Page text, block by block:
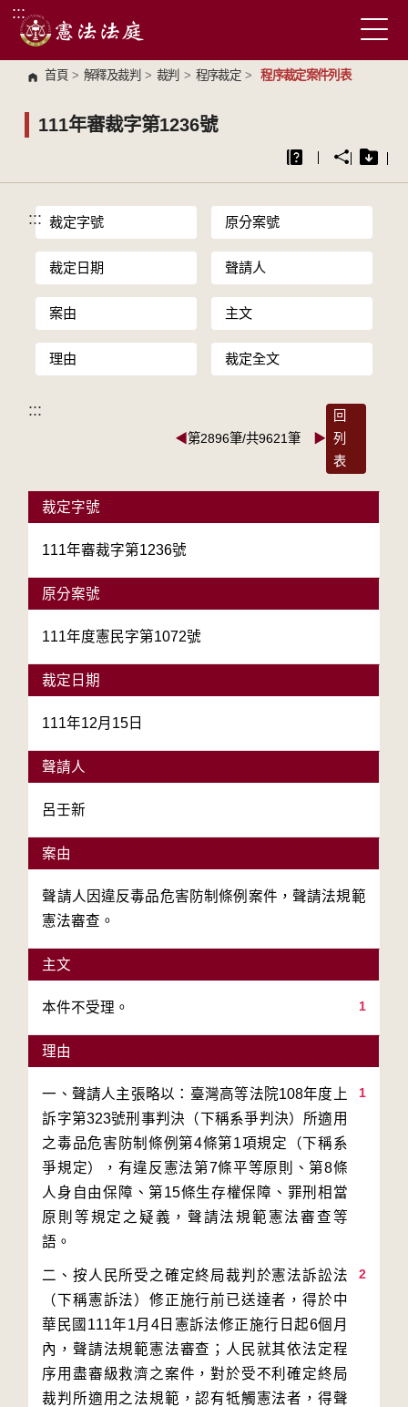
跳到主要內容區塊
:::
首頁 > 解釋及裁判 > 裁判 > 程序裁定 > 程序裁定案件列表
111年審裁字第1236號
::: 裁定字號 原分案號
裁定日期 聲請人
案由 主文
理由 裁定全文
:::
◀第2896筆/共9621筆 ▶
回
列
表
裁定字號
111年審裁字第1236號
原分案號
111年度憲民字第1072號
裁定日期
111年12月15日
聲請人
呂壬新
案由
聲請人因違反毒品危害防制條例案件，聲請法規範
憲法審查。
主文
1
本件不受理。
理由
1
一、聲請人主張略以：臺灣高等法院108年度上
訴字第323號刑事判決（下稱系爭判決）所適用
之毒品危害防制條例第4條第1項規定（下稱系
爭規定），有違反憲法第7條平等原則、第8條
人身自由保障、第15條生存權保障、罪刑相當
原則等規定之疑義，聲請法規範憲法審查等
2
二、按人民所受之確定終局裁判於憲法訴訟法
（下稱憲訴法）修正施行前已送達者，得於中
華民國111年1月4日憲訴法修正施行日起6個月
內，聲請法規範憲法審查；人民就其依法定程
序用盡審級救濟之案件，對於受不利確定終局
裁判所適用之法規範，認有牴觸憲法者，得聲